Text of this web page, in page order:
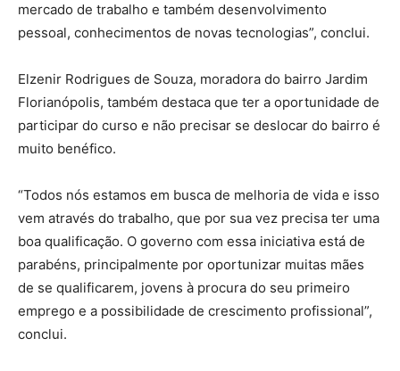
mercado de trabalho e também desenvolvimento
pessoal, conhecimentos de novas tecnologias”, conclui.
Elzenir Rodrigues de Souza, moradora do bairro Jardim
Florianópolis, também destaca que ter a oportunidade de
participar do curso e não precisar se deslocar do bairro é
muito benéfico.
“Todos nós estamos em busca de melhoria de vida e isso
vem através do trabalho, que por sua vez precisa ter uma
boa qualificação. O governo com essa iniciativa está de
parabéns, principalmente por oportunizar muitas mães
de se qualificarem, jovens à procura do seu primeiro
emprego e a possibilidade de crescimento profissional”,
conclui.